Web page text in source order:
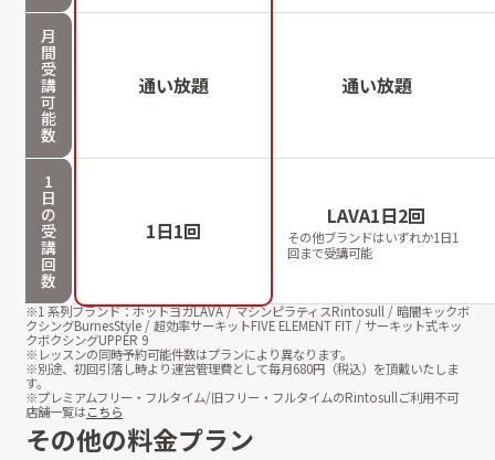
月
間
受
講
可
能
数
通い放題 通い放題
1
日
の
受
講
回
数
1日1回
LAVA1日2回
その他ブランドはいずれか1日1
回まで受講可能
※1 系列ブランド：ホットヨガLAVA / マシンピラティスRintosull / 暗闇キックボ
クシングBurnesStyle / 超効率サーキットFIVE ELEMENT FIT / サーキット式キッ
クボクシングUPPER 9
※レッスンの同時予約可能件数はプランにより異なります。
※別途、初回引落し時より運営管理費として毎月680円（税込）を頂戴いたしま
す。
※プレミアムフリー・フルタイム/旧フリー・フルタイムのRintosullご利用不可
店舗一覧はこちら
その他の料金プラン